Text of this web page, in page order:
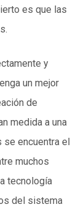
es que las
y
un mejor
de
medida a una
se encuentra el
muchos
tecnología
del sistema